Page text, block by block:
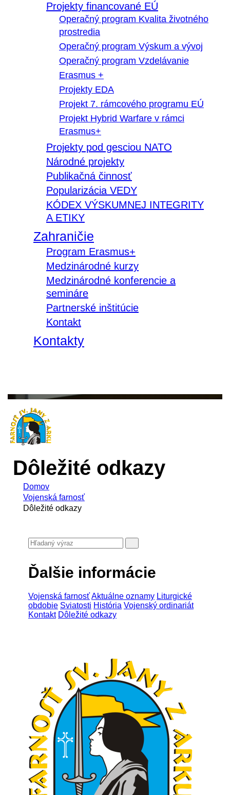
Projekty financované EÚ
Operačný program Kvalita životného
prostredia
Operačný program Výskum a vývoj
Operačný program Vzdelávanie
Erasmus +
Projekty EDA
Projekt 7. rámcového programu EÚ
Projekt Hybrid Warfare v rámci
Erasmus+
Projekty pod gesciou NATO
Národné projekty
Publikačná činnosť
Popularizácia VEDY
KÓDEX VÝSKUMNEJ INTEGRITY
A ETIKY
Zahraničie
Program Erasmus+
Medzinárodné kurzy
Medzinárodné konferencie a
semináre
Partnerské inštitúcie
Kontakt
Kontakty
Dôležité odkazy
Domov
Vojenská farnosť
Dôležité odkazy
Ďalšie informácie
Vojenská farnosťAktuálne oznamy Liturgické
obdobie Sviatosti História Vojenský ordinariát
Kontakt Dôležité odkazy